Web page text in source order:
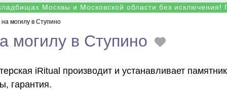
Москвы и Московской области без исключения!
могилу в Ступино
могилу в Ступино
iRitual производит и устанавливает
гарантия.